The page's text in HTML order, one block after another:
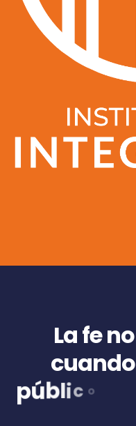
Lafeno
cuando
público